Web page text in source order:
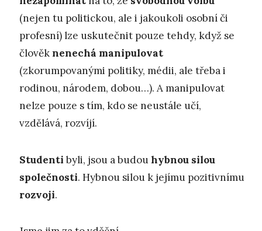
(nejen tu politickou, ale i jakoukoli osobní či
profesní) lze uskutečnit pouze tehdy, když se
člověknenechá manipulovat
(zkorumpovanými politiky, médii, ale třeba i
rodinou, národem, dobou…). A manipulovat
nelze pouze s tím, kdo se neustále učí,
vzdělává, rozvíjí.
Studentibyli, jsou a budouhybnou silou
společnosti. Hybnou silou k jejímu pozitivnímu
rozvoji.